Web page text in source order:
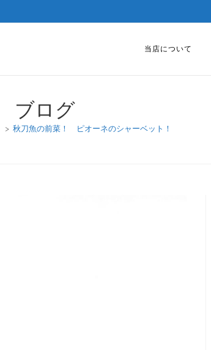
当店について
ブログ
> 秋刀魚の前菜！ ピオーネのシャーベット！